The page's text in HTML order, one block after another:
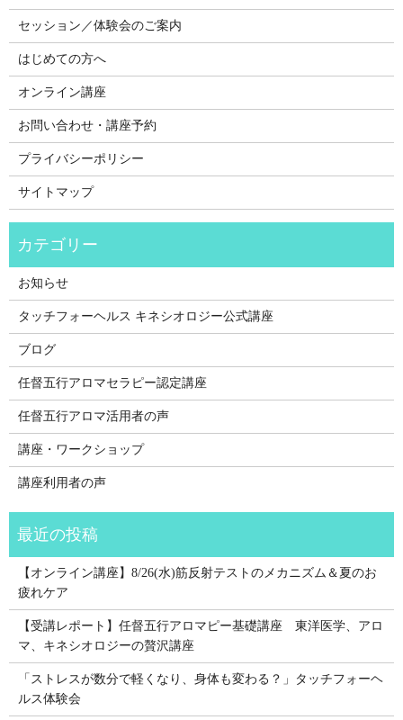
セッション／体験会のご案内
はじめての方へ
オンライン講座
お問い合わせ・講座予約
プライバシーポリシー
サイトマップ
お知らせ
タッチフォーヘルス キネシオロジー公式講座
ブログ
任督五行アロマセラピー認定講座
任督五行アロマ活用者の声
講座・ワークショップ
講座利用者の声
【オンライン講座】8/26(水)筋反射テストのメカニズム＆夏のお
疲れケア
【受講レポート】任督五行アロマピー基礎講座 東洋医学、アロ
マ、キネシオロジーの贅沢講座
「ストレスが数分で軽くなり、身体も変わる？」タッチフォーヘ
ルス体験会